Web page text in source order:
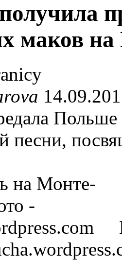
маков
песни,